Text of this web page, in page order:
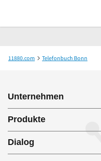
11880.com
Telefonbuch Bonn
Unternehmen
Produkte
Dialog